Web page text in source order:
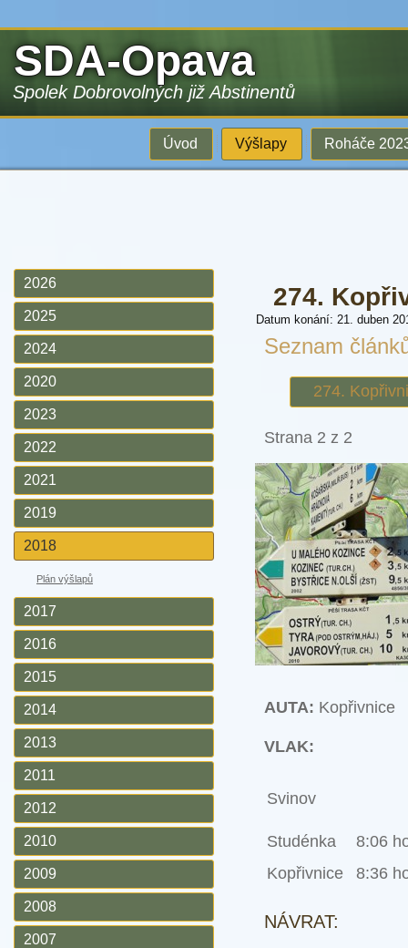
SDA-Opava
Spolek Dobrovolných již Abstinentů
Úvod Výšlapy Roháče
2026
2025
2024
2020
2023
2022
2021
2019
2018
Plán výšlapů
2017
2016
2015
2014
2013
2011
2012
2010
2009
2008
2007
274.
Datum konání: 21. duben
Seznam
274.
Strana 2 z 2
AUTA: Kopřivnice
VLAK:
Svinov
Studénka
8:06
Kopřivnice
8:36
NÁVRAT: